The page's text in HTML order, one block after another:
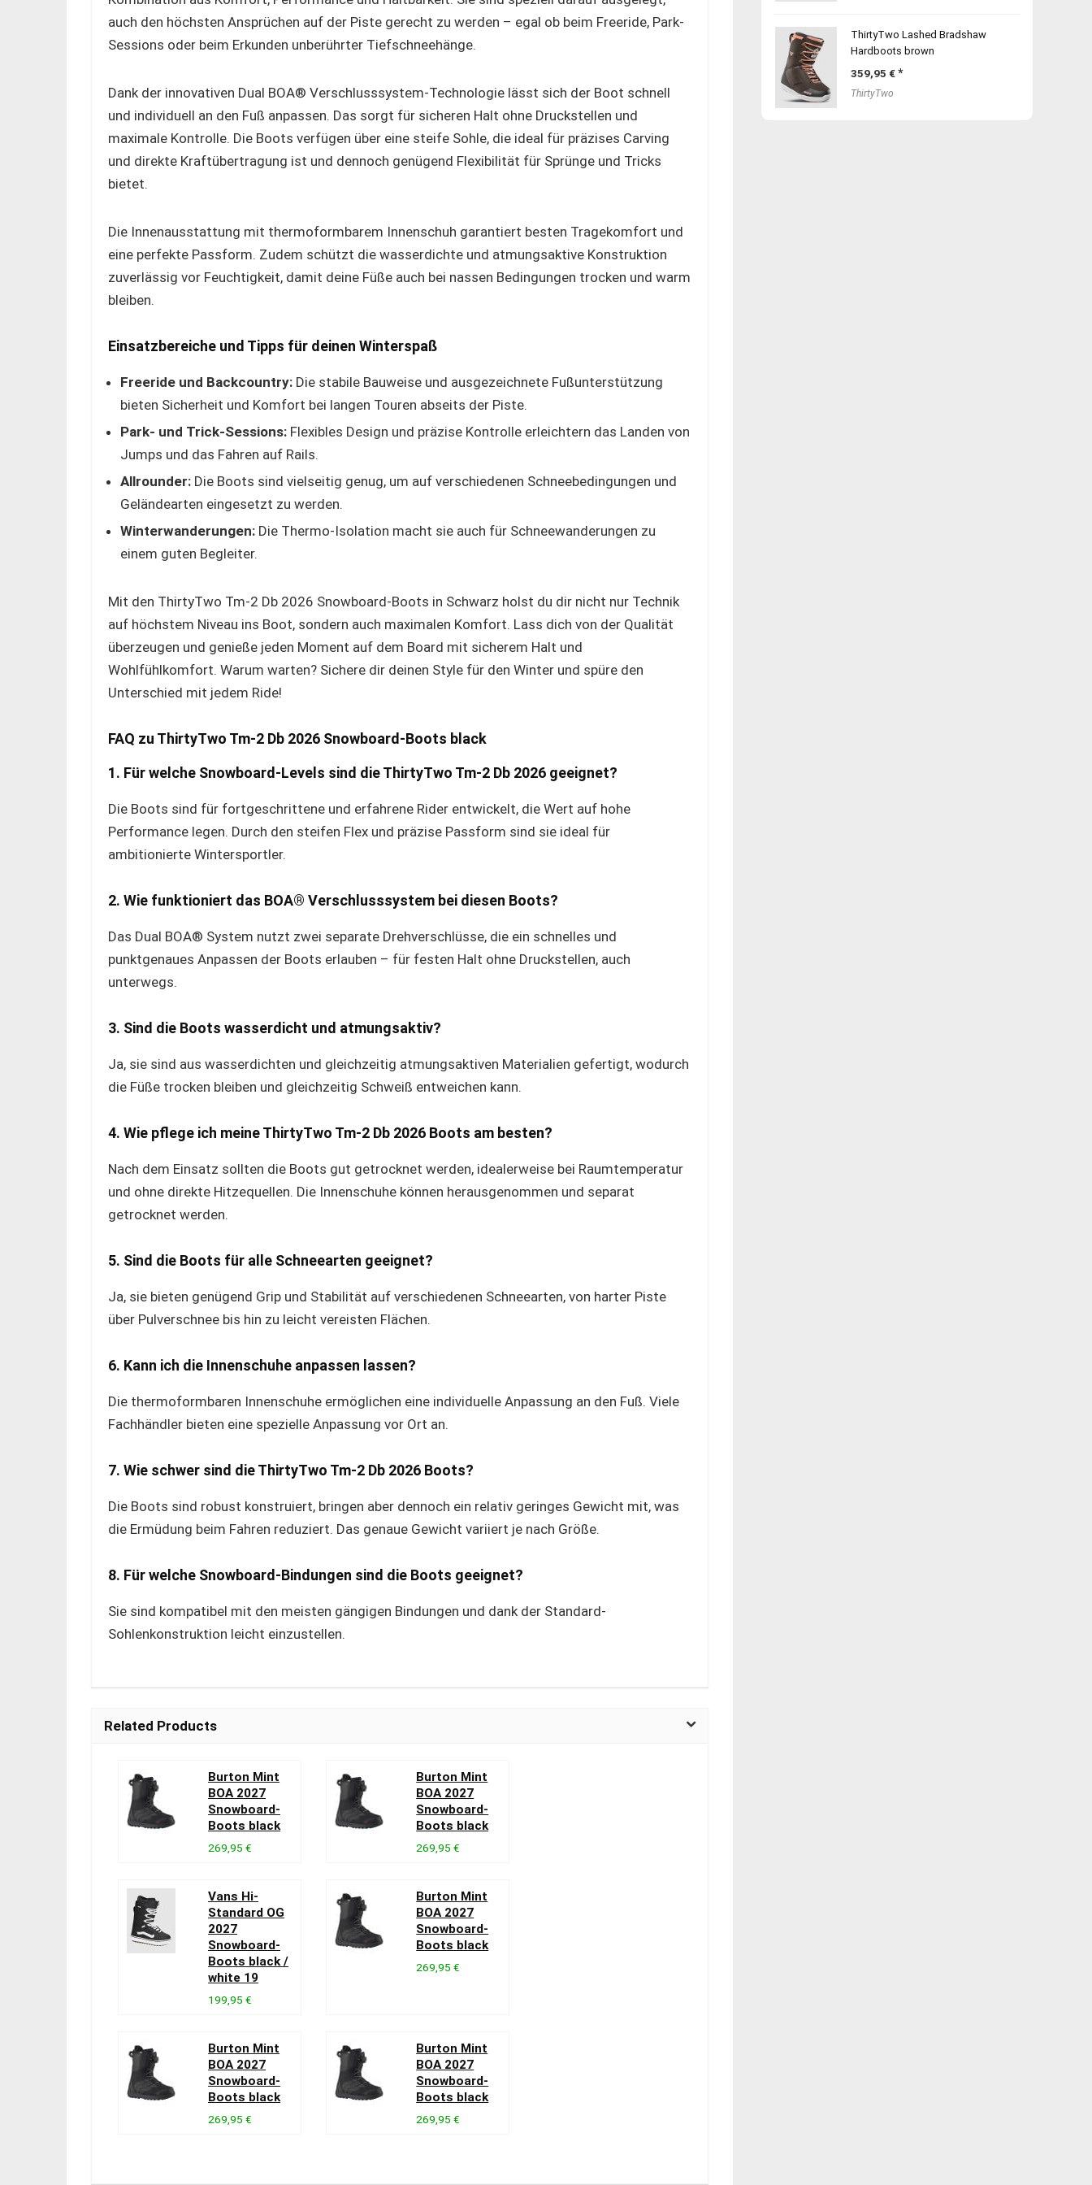
auch den höchsten Ansprüchen auf der Piste gerecht zu werden – egal ob beim Freeride, Park-
Sessions oder beim Erkunden unberührter Tiefschneehänge.
Dank der innovativen Dual BOA® Verschlusssystem-Technologie lässt sich der Boot schnell
und individuell an den Fuß anpassen. Das sorgt für sicheren Halt ohne Druckstellen und
maximale Kontrolle. Die Boots verfügen über eine steife Sohle, die ideal für präzises Carving
und direkte Kraftübertragung ist und dennoch genügend Flexibilität für Sprünge und Tricks
bietet.
Die Innenausstattung mit thermoformbarem Innenschuh garantiert besten Tragekomfort und
eine perfekte Passform. Zudem schützt die wasserdichte und atmungsaktive Konstruktion
zuverlässig vor Feuchtigkeit, damit deine Füße auch bei nassen Bedingungen trocken und warm
bleiben.
Einsatzbereiche und Tipps für deinen Winterspaß
Freeride und Backcountry: Die stabile Bauweise und ausgezeichnete Fußunterstützung
bieten Sicherheit und Komfort bei langen Touren abseits der Piste.
Park- und Trick-Sessions: Flexibles Design und präzise Kontrolle erleichtern das Landen von
Jumps und das Fahren auf Rails.
Allrounder: Die Boots sind vielseitig genug, um auf verschiedenen Schneebedingungen und
Geländearten eingesetzt zu werden.
Winterwanderungen: Die Thermo-Isolation macht sie auch für Schneewanderungen zu
einem guten Begleiter.
Mit den ThirtyTwo Tm-2 Db 2026 Snowboard-Boots in Schwarz holst du dir nicht nur Technik
auf höchstem Niveau ins Boot, sondern auch maximalen Komfort. Lass dich von der Qualität
überzeugen und genieße jeden Moment auf dem Board mit sicherem Halt und
Wohlfühlkomfort. Warum warten? Sichere dir deinen Style für den Winter und spüre den
Unterschied mit jedem Ride!
FAQ zu ThirtyTwo Tm-2 Db 2026 Snowboard-Boots black
1. Für welche Snowboard-Levels sind die ThirtyTwo Tm-2 Db 2026 geeignet?
Die Boots sind für fortgeschrittene und erfahrene Rider entwickelt, die Wert auf hohe
Performance legen. Durch den steifen Flex und präzise Passform sind sie ideal für
ambitionierte Wintersportler.
2. Wie funktioniert das BOA® Verschlusssystem bei diesen Boots?
Das Dual BOA® System nutzt zwei separate Drehverschlüsse, die ein schnelles und
punktgenaues Anpassen der Boots erlauben – für festen Halt ohne Druckstellen, auch
unterwegs.
3. Sind die Boots wasserdicht und atmungsaktiv?
Ja, sie sind aus wasserdichten und gleichzeitig atmungsaktiven Materialien gefertigt, wodurch
die Füße trocken bleiben und gleichzeitig Schweiß entweichen kann.
4. Wie pflege ich meine ThirtyTwo Tm-2 Db 2026 Boots am besten?
Nach dem Einsatz sollten die Boots gut getrocknet werden, idealerweise bei Raumtemperatur
und ohne direkte Hitzequellen. Die Innenschuhe können herausgenommen und separat
getrocknet werden.
5. Sind die Boots für alle Schneearten geeignet?
Ja, sie bieten genügend Grip und Stabilität auf verschiedenen Schneearten, von harter Piste
über Pulverschnee bis hin zu leicht vereisten Flächen.
6. Kann ich die Innenschuhe anpassen lassen?
Die thermoformbaren Innenschuhe ermöglichen eine individuelle Anpassung an den Fuß. Viele
Fachhändler bieten eine spezielle Anpassung vor Ort an.
7. Wie schwer sind die ThirtyTwo Tm-2 Db 2026 Boots?
Die Boots sind robust konstruiert, bringen aber dennoch ein relativ geringes Gewicht mit, was
die Ermüdung beim Fahren reduziert. Das genaue Gewicht variiert je nach Größe.
8. Für welche Snowboard-Bindungen sind die Boots geeignet?
Sie sind kompatibel mit den meisten gängigen Bindungen und dank der Standard-
Sohlenkonstruktion leicht einzustellen.
Related Products
Burton Mint
BOA 2027
Snowboard-
Boots black
269,95 €
Burton Mint
BOA 2027
Snowboard-
Boots black
269,95 €
Vans Hi-
Standard OG
2027
Snowboard-
Boots black /
white 19
199,95 €
Burton Mint
BOA 2027
Snowboard-
Boots black
269,95 €
Burton Mint
BOA 2027
Snowboard-
Boots black
269,95 €
Burton Mint
BOA 2027
Snowboard-
Boots black
269,95 €
ThirtyTwo Lashed Bradshaw
Hardboots brown
359,95 €
ThirtyTwo